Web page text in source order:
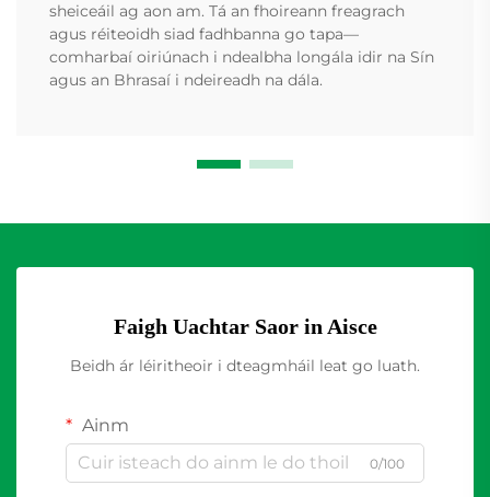
sheiceáil ag aon am. Tá an fhoireann freagrach
agus réiteoidh siad fadhbanna go tapa—
comharbaí oiriúnach i ndealbha longála idir na Sín
agus an Bhrasaí i ndeireadh na dála.
Faigh Uachtar Saor in Aisce
Beidh ár léiritheoir i dteagmháil leat go luath.
Ainm
0/100